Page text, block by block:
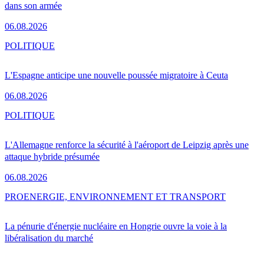
dans son armée
06.08.2026
L'Espagne anticipe une nouvelle poussée migratoire à Ceuta
06.08.2026
POLITIQUE
L'Allemagne renforce la sécurité à l'aéroport de Leipzig après une
attaque hybride présumée
06.08.2026
POLITIQUE
La pénurie d'énergie nucléaire en Hongrie ouvre la voie à la
libéralisation du marché
PROENERGIE, ENVIRONNEMENT ET TRANSPORT